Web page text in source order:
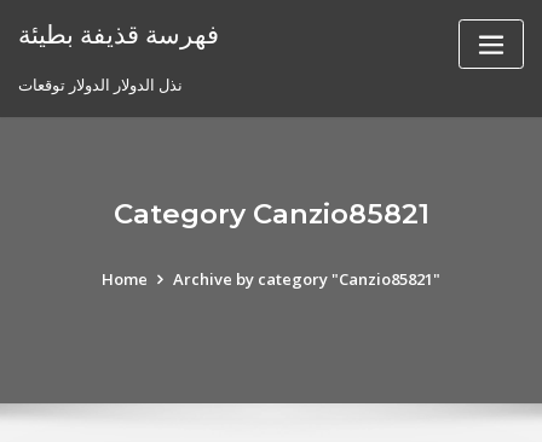
فهرسة قذيفة بطيئة
نذل الدولار الدولار توقعات
Category Canzio85821
Home Archive by category "Canzio85821"